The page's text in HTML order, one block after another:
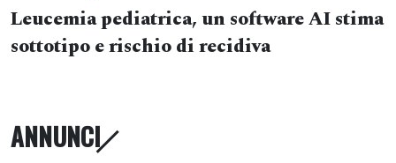
Leucemia pediatrica, un software AI stima
sottotipo e rischio di recidiva
ANNUNCI